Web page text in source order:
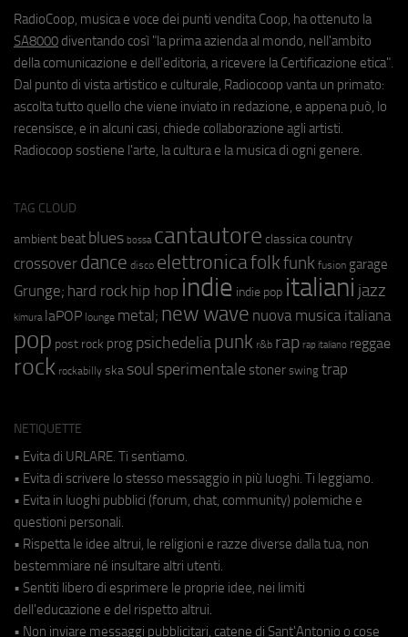
RadioCoop, musica e voce dei punti vendita Coop, ha ottenuto la
SA8000 diventando così "la prima azienda al mondo, nell'ambito
della comunicazione e dell'editoria, a ricevere la Certificazione etica".
Dal punto di vista artistico e culturale, Radiocoop vanta un primato:
ascolta tutto quello che viene inviato in redazione, e appena può, lo
recensisce, e in alcuni casi, chiede collaborazione agli artisti.
Radiocoop sostiene l'arte, la cultura e la musica di ogni genere.
TAG CLOUD
ambient beat blues bossa cantautore classica country
crossover dance disco elettronicafolkfunk fusion garage
Grunge; hard rock hip hop indie indie pop italiani jazz
kimura laPOP lounge metal; new wave nuova musica italiana
pop post rock prog psichedeliapunk r&b rap rap italiano reggae
rock rockabilly ska soul sperimentale stoner swing trap
NETIQUETTE
• Evita di URLARE. Ti sentiamo.
• Evita di scrivere lo stesso messaggio in più luoghi. Ti leggiamo.
• Evita in luoghi pubblici (forum, chat, community) polemiche e
questioni personali.
• Rispetta le idee altrui, le religioni e razze diverse dalla tua, non
bestemmiare né insultare altri utenti.
• Sentiti libero di esprimere le proprie idee, nei limiti
dell'educazione e del rispetto altrui.
• Non inviare messaggi pubblicitari, catene di Sant'Antonio o cose